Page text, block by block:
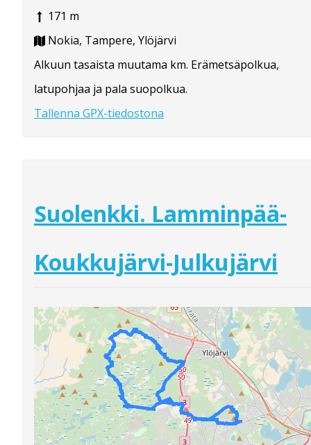
171 m
Nokia, Tampere, Ylöjärvi
Alkuun tasaista muutama km. Erämetsäpolkua,
latupohjaa ja pala suopolkua.
Tallenna GPX-tiedostona
Suolenkki. Lamminpää-
Koukkujärvi-Julkujärvi